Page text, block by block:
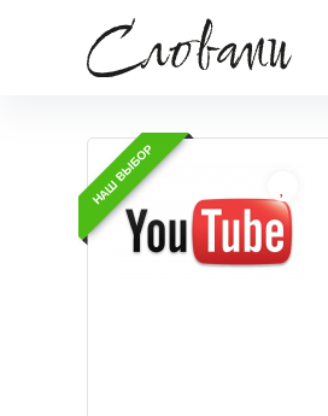
НАШ ВЫБОР